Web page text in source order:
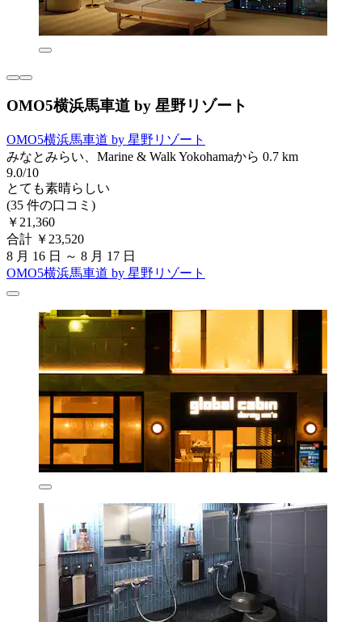
OMO5横浜馬車道 by 星野リゾート
OMO5横浜馬車道 by 星野リゾート
みなとみらい、Marine & Walk Yokohamaから 0.7 km
9.0/10
とても素晴らしい
(35 件の口コミ)
￥21,360
合計 ￥23,520
8 月 16 日 ～ 8 月 17 日
OMO5横浜馬車道 by 星野リゾート